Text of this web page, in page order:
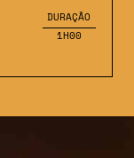
DURAÇÃO
1H00